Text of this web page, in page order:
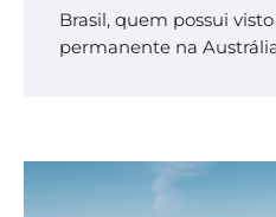
Brasil, quem possui
permanente na